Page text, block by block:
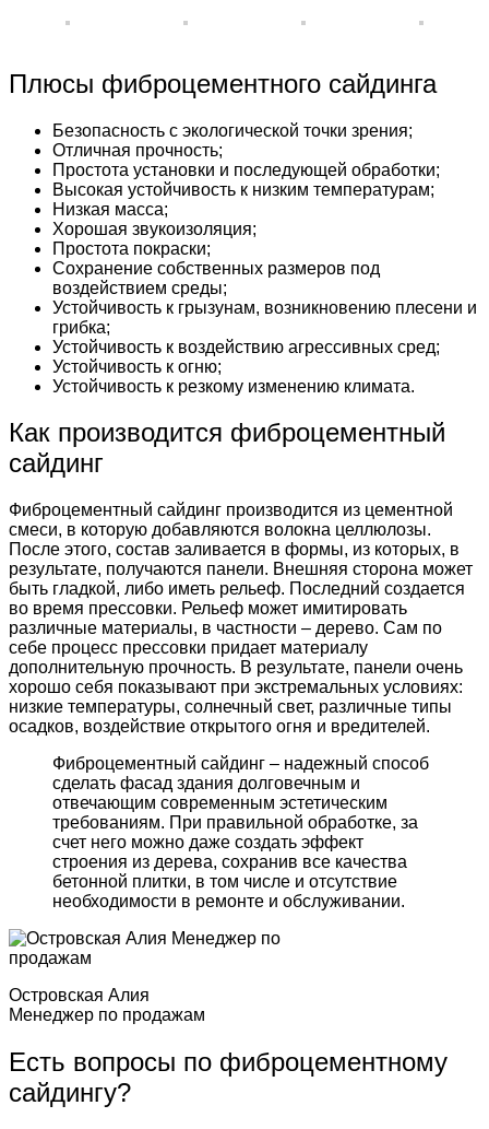
Плюсы фиброцементного сайдинга
Безопасность с экологической точки зрения;
Отличная прочность;
Простота установки и последующей обработки;
Высокая устойчивость к низким температурам;
Низкая масса;
Хорошая звукоизоляция;
Простота покраски;
Сохранение собственных размеров под
воздействием среды;
Устойчивость к грызунам, возникновению плесени и
грибка;
Устойчивость к воздействию агрессивных сред;
Устойчивость к огню;
Устойчивость к резкому изменению климата.
Как производится фиброцементный
сайдинг
Фиброцементный сайдинг производится из цементной
смеси, в которую добавляются волокна целлюлозы.
После этого, состав заливается в формы, из которых, в
результате, получаются панели. Внешняя сторона может
быть гладкой, либо иметь рельеф. Последний создается
во время прессовки. Рельеф может имитировать
различные материалы, в частности – дерево. Сам по
себе процесс прессовки придает материалу
дополнительную прочность. В результате, панели очень
хорошо себя показывают при экстремальных условиях:
низкие температуры, солнечный свет, различные типы
осадков, воздействие открытого огня и вредителей.
Фиброцементный сайдинг – надежный способ
сделать фасад здания долговечным и
отвечающим современным эстетическим
требованиям. При правильной обработке, за
счет него можно даже создать эффект
строения из дерева, сохранив все качества
бетонной плитки, в том числе и отсутствие
необходимости в ремонте и обслуживании.
Островская Алия
Менеджер по продажам
Есть вопросы по фиброцементному
сайдингу?